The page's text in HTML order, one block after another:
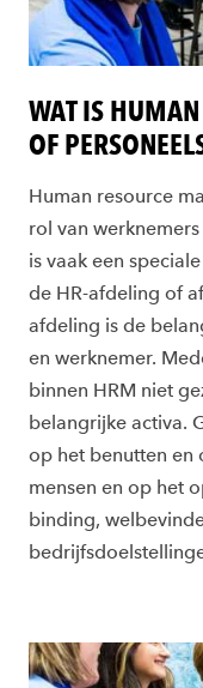
WAT IS
OF
Human resource
rol van
is vaak een
de HR-afdeling of
afdeling is de
en werknemer.
binnen HRM niet
belangrijke activa.
op het benutten en
mensen en op het
binding,